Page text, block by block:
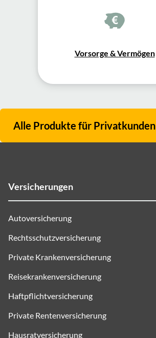
Vorsorge & Vermögen
Alle Produkte für Privatkunden
Versicherungen
Autoversicherung
Rechtsschutzversicherung
Private Krankenversicherung
Reisekrankenversicherung
Haftpflichtversicherung
Private Rentenversicherung
Hausratversicherung